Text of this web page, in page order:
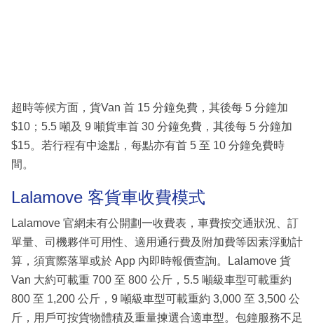
超時等候方面，貨Van 首 15 分鐘免費，其後每 5 分鐘加
$10；5.5 噸及 9 噸貨車首 30 分鐘免費，其後每 5 分鐘加
$15。若行程有中途點，每點亦有首 5 至 10 分鐘免費時
間。
Lalamove 客貨車收費模式
Lalamove 官網未有公開劃一收費表，車費按交通狀況、訂
單量、司機夥伴可用性、適用通行費及附加費等因素浮動計
算，須實際落單或於 App 內即時報價查詢。Lalamove 貨
Van 大約可載重 700 至 800 公斤，5.5 噸級車型可載重約
800 至 1,200 公斤，9 噸級車型可載重約 3,000 至 3,500 公
斤，用戶可按貨物體積及重量揀選合適車型。包鐘服務不足